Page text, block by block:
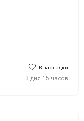
В закладки
3 дня 15 часов